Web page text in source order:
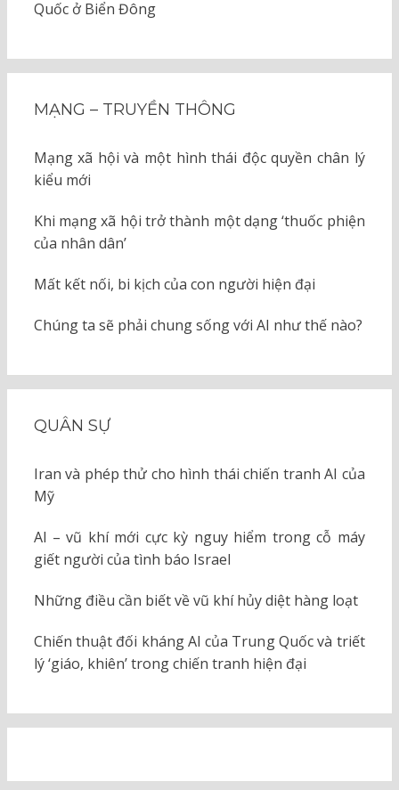
Quốc ở Biển Đông
MẠNG – TRUYỀN THÔNG
Mạng xã hội và một hình thái độc quyền chân lý
kiểu mới
Khi mạng xã hội trở thành một dạng ‘thuốc phiện
của nhân dân’
Mất kết nối, bi kịch của con người hiện đại
Chúng ta sẽ phải chung sống với AI như thế nào?
QUÂN SỰ
Iran và phép thử cho hình thái chiến tranh AI của
Mỹ
AI – vũ khí mới cực kỳ nguy hiểm trong cỗ máy
giết người của tình báo Israel
Những điều cần biết về vũ khí hủy diệt hàng loạt
Chiến thuật đối kháng AI của Trung Quốc và triết
lý ‘giáo, khiên’ trong chiến tranh hiện đại